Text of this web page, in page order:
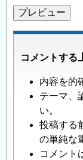
コメントする
内容を的
テーマ、
い。
投稿する
の単純な
コメント